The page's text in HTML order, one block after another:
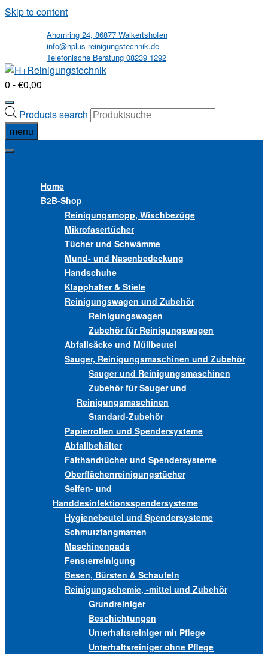
Skip to content
Ahornring 24, 86877 Walkertshofen
info@hplus-reinigungstechnik.de
Telefonische Beratung 08239 1292
0 - €0,00
Products search
menu
Home
B2B-Shop
Reinigungsmopp, Wischbezüge
Mikrofasertücher
Tücher und Schwämme
Mund- und Nasenbedeckung
Handschuhe
Klapphalter & Stiele
Reinigungswagen und Zubehör
Reinigungswagen
Zubehör für Reinigungswagen
Abfallsäcke und Müllbeutel
Sauger, Reinigungsmaschinen und Zubehör
Sauger und Reinigungsmaschinen
Zubehör für Sauger und
Reinigungsmaschinen
Standard-Zubehör
Papierrollen und Spendersysteme
Abfallbehälter
Falthandtücher und Spendersysteme
Oberflächenreinigungstücher
Seifen- und
Handdesinfektionsspendersysteme
Hygienebeutel und Spendersysteme
Schmutzfangmatten
Maschinenpads
Fensterreinigung
Besen, Bürsten & Schaufeln
Reinigungschemie, -mittel und Zubehör
Grundreiniger
Beschichtungen
Unterhaltsreiniger mit Pflege
Unterhaltsreiniger ohne Pflege